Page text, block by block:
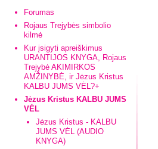
Forumas
Rojaus Trejybės simbolio
kilmė
Kur įsigyti apreiškimus
URANTIJOS KNYGA, Rojaus
Trejybė AKIMIRKOS
AMŽINYBĖ, ir Jėzus Kristus
KALBU JUMS VĖL?+
Jėzus Kristus KALBU JUMS
VĖL
Jėzus Kristus - KALBU
JUMS VĖL (AUDIO
KNYGA)